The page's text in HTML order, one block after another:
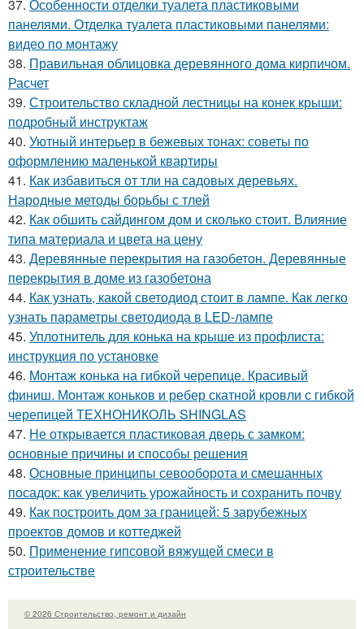
37. Особенности отделки туалета пластиковыми
панелями. Отделка туалета пластиковыми панелями:
видео по монтажу
38. Правильная облицовка деревянного дома кирпичом.
Расчет
39. Строительство складной лестницы на конек крыши:
подробный инструктаж
40. Уютный интерьер в бежевых тонах: советы по
оформлению маленькой квартиры
41. Как избавиться от тли на садовых деревьях.
Народные методы борьбы с тлей
42. Как обшить сайдингом дом и сколько стоит. Влияние
типа материала и цвета на цену
43. Деревянные перекрытия на газобетон. Деревянные
перекрытия в доме из газобетона
44. Как узнать, какой светодиод стоит в лампе. Как легко
узнать параметры светодиода в LED-лампе
45. Уплотнитель для конька на крыше из профлиста:
инструкция по установке
46. Монтаж конька на гибкой черепице. Красивый
финиш. Монтаж коньков и ребер скатной кровли с гибкой
черепицей ТЕХНОНИКОЛЬ SHINGLAS
47. Не открывается пластиковая дверь с замком:
основные причины и способы решения
48. Основные принципы севооборота и смешанных
посадок: как увеличить урожайность и сохранить почву
49. Как построить дом за границей: 5 зарубежных
проектов домов и коттеджей
50. Применение гипсовой вяжущей смеси в
строительстве
© 2026 Строительство, ремонт и дизайн